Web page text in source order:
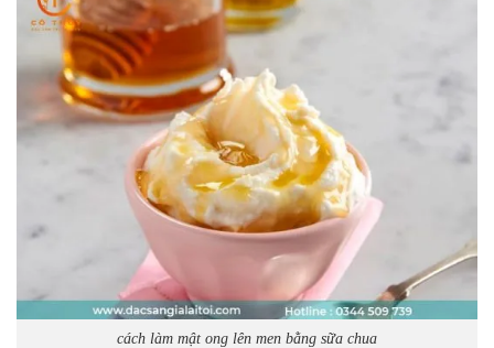
cách làm mật ong lên men bằng sữa chua